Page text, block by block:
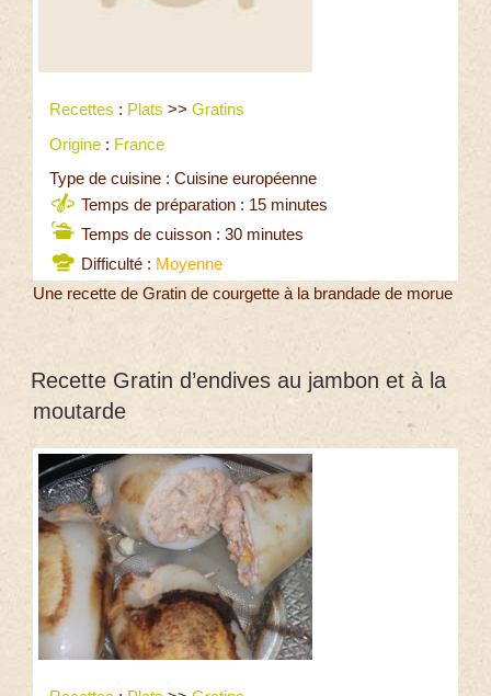
Recettes : Plats >> Gratins
Origine : France
Type de cuisine : Cuisine européenne
Temps de préparation : 15 minutes
Temps de cuisson : 30 minutes
Difficulté : Moyenne
Une recette de Gratin de courgette à la brandade de morue
Recette Gratin d’endives au jambon et à la
moutarde